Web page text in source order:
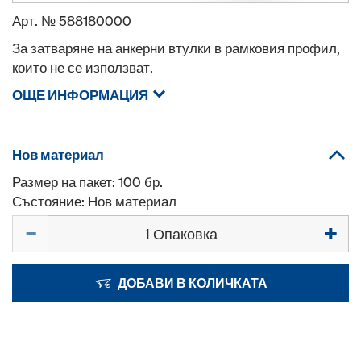
Арт. №588180000
За затваряне на анкерни втулки в рамковия профил,
които не се използват.
ОЩЕ ИНФОРМАЦИЯ
Нов материал
Размер на пакет: 100 бр.
Състояние: Нов материал
ДОБАВИ В КОЛИЧКАТА